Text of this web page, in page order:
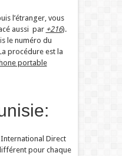
l’étranger, vous
aussi par +216).
le numéro du
procédure est la
portable
Direct
pour chaque